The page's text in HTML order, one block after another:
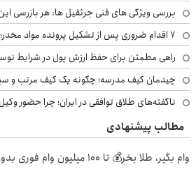
بررسی ویژگی های فنی جرثقیل ها: هر بازرسی
۷ اقدام ضروری پس از تشکیل پرونده مواد مخدر؛ راهنمای خانواده‌ها
راهی مطمئن برای حفظ ارزش پول در شرایط
چیدمان کیف مدرسه؛ چگونه یک کیف مرتب و
ناگفته‌های طلاق توافقی در ایران؛ چرا
مطالب پیشنهادی
وام بگیر، طلا بخر💰 تا 100 میلیون وام فوری بدون ضامن